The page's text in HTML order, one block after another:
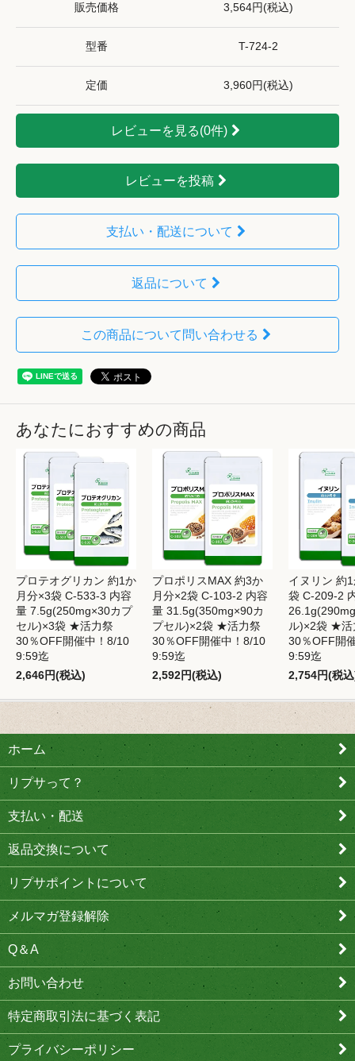
販売価格 3,564円(税込)
型番 T-724-2
定価 3,960円(税込)
レビューを見る(0件)
レビューを投稿
支払い・配送について
返品について
この商品について問い合わせる
あなたにおすすめの商品
プロテオグリカン 約1か
月分×3袋 C-533-3 内容
量 7.5g(250mg×30カプ
セル)×3袋 ★活力祭
30％OFF開催中！8/10
9:59迄
2,646円(税込)
プロポリスMAX 約3か
月分×2袋 C-103-2 内容
量 31.5g(350mg×90カ
プセル)×2袋 ★活力祭
30％OFF開催中！8/10
9:59迄
2,592円(税込)
イヌリン 約
袋 C-209-2
ル)×2袋 ★活
30％OFF開
9:59迄
2,754円(税
ホーム
リプサって？
支払い・配送
返品交換について
リプサポイントについて
メルマガ登録解除
Q＆A
お問い合わせ
特定商取引法に基づく表記
プライバシーポリシー